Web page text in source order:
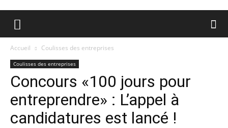
Accueil Coulisses des entreprises
Coulisses des entreprises
Concours «100 jours pour
entreprendre» : L’appel à
candidatures est lancé !